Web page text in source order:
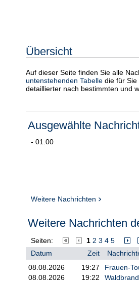
Übersicht
Auf dieser Seite finden Sie alle
untenstehenden Tabelle die für
detaillierter nach bestimmten und
Ausgewählte
- 01:00
Weitere Nachrichten
Weitere Nachrichten
Seiten: 1 2 3 4 5
Datum
Zeit
08.08.2026
19:27
Frauen-
08.08.2026
19:22